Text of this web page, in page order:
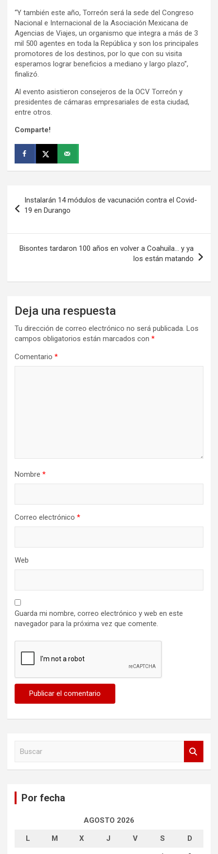
“Y también este año, Torreón será la sede del Congreso
Nacional e Internacional de la Asociación Mexicana de
Agencias de Viajes, un organismo que integra a más de 3
mil 500 agentes en toda la República y son los principales
promotores de los destinos, por lo que con su visita
esperamos lograr beneficios a mediano y largo plazo”,
finalizó.
Al evento asistieron consejeros de la OCV Torreón y
presidentes de cámaras empresariales de esta ciudad,
entre otros.
Comparte!
de
Instalarán 14 módulos de vacunación contra el Covid-
19 en Durango
Bisontes tardaron 100 años en volver a Coahuila… y ya
los están matando
Deja una respuesta
Tu dirección de correo electrónico no será publicada. Los
campos obligatorios están marcados con *
Comentario *
Nombre *
Correo electrónico *
Web
Guarda mi nombre, correo electrónico y web en este
navegador para la próxima vez que comente.
Por fecha
AGOSTO 2026
L M X J V S D